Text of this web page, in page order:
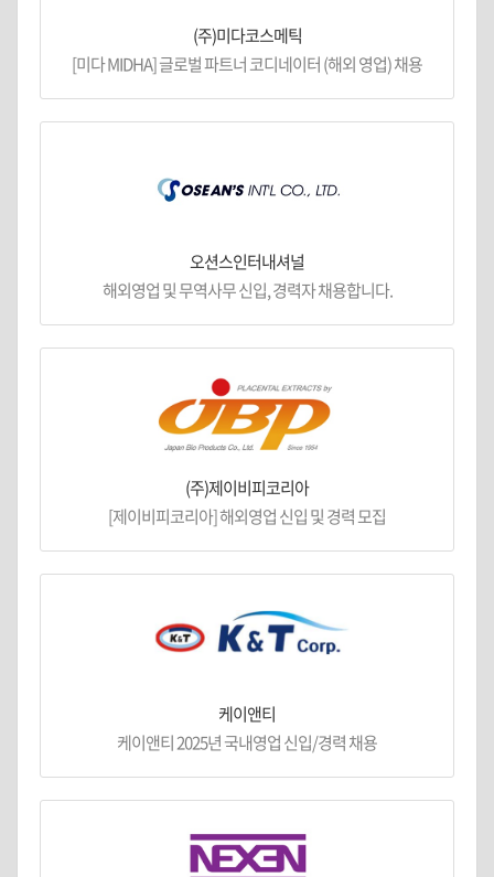
(주)미다코스메틱
[미다 MIDHA] 글로벌 파트너 코디네이터 (해외 영업) 채용
오션스인터내셔널
해외영업 및 무역사무 신입, 경력자 채용합니다.
(주)제이비피코리아
[제이비피코리아] 해외영업 신입 및 경력 모집
케이앤티
케이앤티 2025년 국내영업 신입/경력 채용